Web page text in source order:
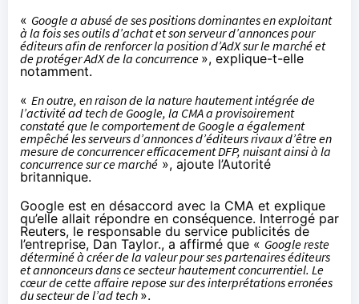
« Google a abusé de ses positions dominantes en exploitant
à la fois ses outils d’achat et son serveur d’annonces pour
éditeurs afin de renforcer la position d’AdX sur le marché et
de protéger AdX de la concurrence », explique-t-elle
notamment.
« En outre, en raison de la nature hautement intégrée de
l’activité ad tech de Google, la CMA a provisoirement
constaté que le comportement de Google a également
empêché les serveurs d’annonces d’éditeurs rivaux d’être en
mesure de concurrencer efficacement DFP, nuisant ainsi à la
concurrence sur ce marché », ajoute l’Autorité
britannique.
Google est en désaccord avec la CMA et explique
qu’elle allait répondre en conséquence. Interrogé par
Reuters, le responsable du service publicités de
l’entreprise, Dan Taylor., a affirmé que « Google reste
déterminé à créer de la valeur pour ses partenaires éditeurs
et annonceurs dans ce secteur hautement concurrentiel. Le
cœur de cette affaire repose sur des interprétations erronées
du secteur de l’ad tech ».